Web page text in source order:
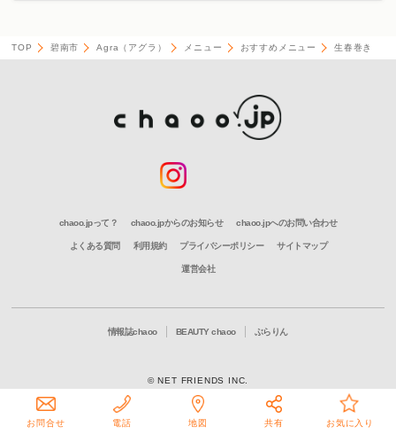
TOP 碧南市 Agra（アグラ） メニュー おすすめメニュー 生春巻き
chaoo.jpって？ chaoo.jpからのお知らせ chaoo.jpへのお問い合わせ
よくある質問 利用規約 プライバシーポリシー サイトマップ
運営会社
情報誌chaoo BEAUTY chaoo ぶらりん
© NET FRIENDS INC.